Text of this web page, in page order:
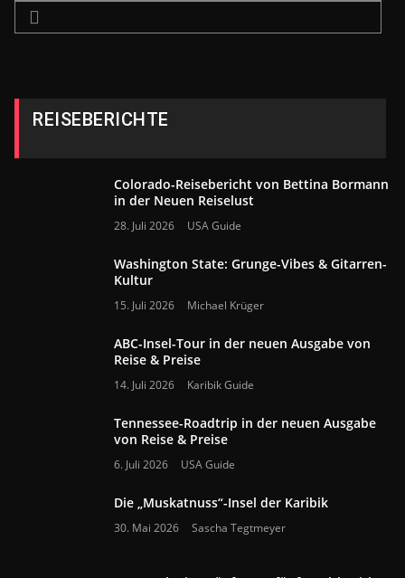
REISEBERICHTE
Colorado-Reisebericht von Bettina Bormann
in der Neuen Reiselust
28. Juli 2026 USA Guide
Washington State: Grunge-Vibes & Gitarren-
Kultur
15. Juli 2026 Michael Krüger
ABC-Insel-Tour in der neuen Ausgabe von
Reise & Preise
14. Juli 2026 Karibik Guide
Tennessee-Roadtrip in der neuen Ausgabe
von Reise & Preise
6. Juli 2026 USA Guide
Die „Muskatnuss“-Insel der Karibik
30. Mai 2026 Sascha Tegtmeyer